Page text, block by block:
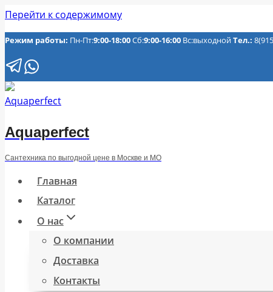
Перейти к содержимому
Режим работы: Пн-Пт:9:00-18:00Сб:9:00-16:00 Вс:выходнойТел.:
Aquaperfect
Сантехника по выгодной цене в Москве и МО
Главная
Каталог
О нас
О компании
Доставка
Контакты